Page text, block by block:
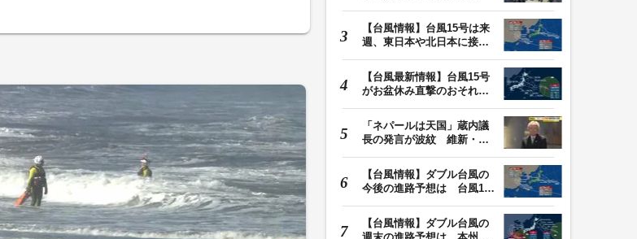
【台風情報】台風15号は来
週、東日本や北日本に接近
【台風最新情報】台風15号
がお盆休み直撃のおそれ
「ネパールは天国」蔵内議
長の発言が波紋 維新・吉
【台風情報】ダブル台風の
今後の進路予想は 台風13
【台風情報】ダブル台風の